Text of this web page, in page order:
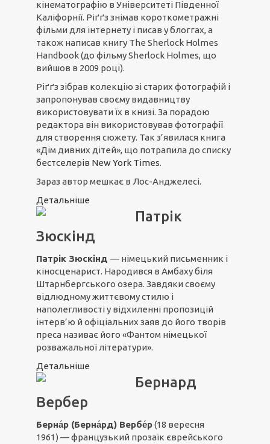
кінематографію в Університеті Південної
Каліфорнії. Ріґґз знімав короткометражні
фільми для інтернету і писав у блоггах, а
також написав книгу The Sherlock Holmes
Handbook (до фільму Sherlock Holmes, що
вийшов в 2009 році).
Ріґґз зібрав колекцію зі старих фотографій і
запропонував своєму видавництву
використовувати їх в книзі. За порадою
редактора він використовував фотографії
для створення сюжету. Так з’явилася книга
«Дім дивних дітей», що потрапила до списку
бестселерів New York Times.
Зараз автор мешкає в Лос-Анджелесі.
Детальніше
Патрік
Зюскінд
Патрік Зюскінд — німецький письменник і
кіносценарист. Народився в Амбаху біля
Штарнбергського озера. Завдяки своєму
відлюдному життєвому стилю і
наполегливості у відхиленні пропозицій
інтерв’ю й офіціальних заяв до його творів
преса називає його «Фантом німецької
розважальної літератури».
Детальніше
Бернард
Вербер
Берна́р (Берна́рд) Вербе́р(18 вересня
1961) — французький прозаїк єврейського